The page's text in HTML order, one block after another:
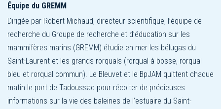
Équipe du GREMM
Dirigée par Robert Michaud, directeur scientifique, l’équipe de
recherche du Groupe de recherche et d’éducation sur les
mammifères marins (GREMM) étudie en mer les bélugas du
Saint-Laurent et les grands rorquals (rorqual à bosse, rorqual
bleu et rorqual commun). Le Bleuvet et le BpJAM quittent chaque
matin le port de Tadoussac pour récolter de précieuses
informations sur la vie des baleines de l’estuaire du Saint-